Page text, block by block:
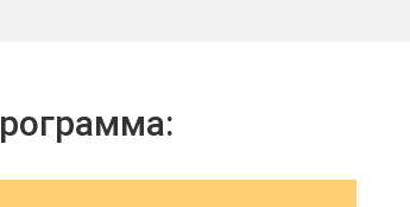
Оставьте заявку - мы
для Вас нужный
курс!